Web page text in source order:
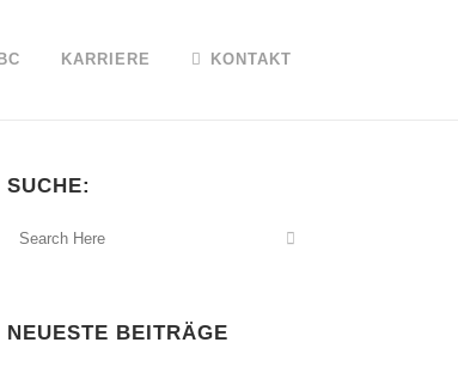
KARRIERE KONTAKT
SUCHE:
NEUESTE BEITRÄGE